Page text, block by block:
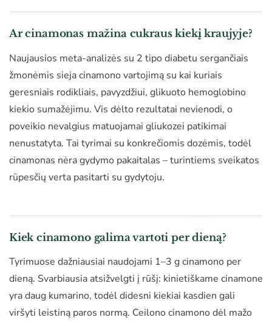
Ar cinamonas mažina cukraus kiekį kraujyje?
Naujausios meta-analizės su 2 tipo diabetu sergančiais
žmonėmis sieja cinamono vartojimą su kai kuriais
geresniais rodikliais, pavyzdžiui, glikuoto hemoglobino
kiekio sumažėjimu. Vis dėlto rezultatai nevienodi, o
poveikio nevalgius matuojamai gliukozei patikimai
nenustatyta. Tai tyrimai su konkrečiomis dozėmis, todėl
cinamonas nėra gydymo pakaitalas – turintiems sveikatos
rūpesčių verta pasitarti su gydytoju.
Kiek cinamono galima vartoti per dieną?
Tyrimuose dažniausiai naudojami 1–3 g cinamono per
dieną. Svarbiausia atsižvelgti į rūšį: kinietiškame cinamone
yra daug kumarino, todėl didesni kiekiai kasdien gali
viršyti leistiną paros normą. Ceilono cinamono dėl mažo